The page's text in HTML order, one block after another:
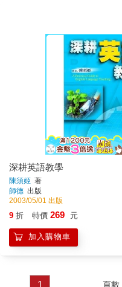
深耕英語教學
陳須姬 著
師德 出版
2003/05/01 出版
9 折 特價 269 元
加入購物車
1 頁數